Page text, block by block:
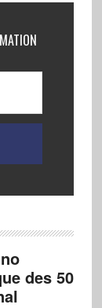
des 50